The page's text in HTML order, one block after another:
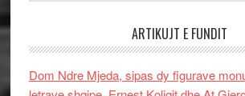
ARTIKUJT E FUNDIT
Dom Ndre Mjeda, sipas dy figurave